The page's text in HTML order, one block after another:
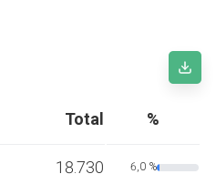
Total %
18.730 6,0 %